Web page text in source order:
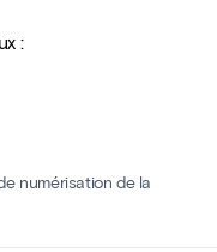
:
numérisation de la